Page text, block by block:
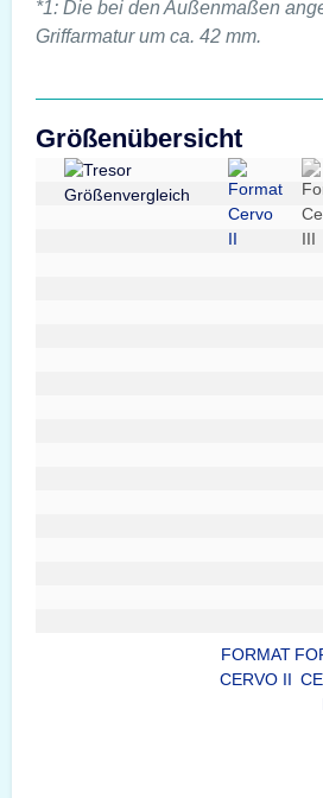
*1: Die bei den Außenmaßen
Griffarmatur um ca. 42 mm.
Größenübersicht
FORMAT
CERVO II